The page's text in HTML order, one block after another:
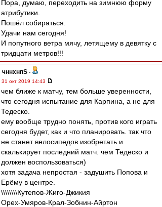
Пора, думаю, переходить на зимнюю форму
атрибутики.
Пошёл собираться.
Удачи нам сегодня!
И попутного ветра мячу, летящему в девятку с
тридцати метров!!!
чннхнпS -
31 окт 2019 14:43
чем ближе к матчу, тем больше уверенности,
что сегодня испытание для Карпина, а не для
Тедеско.
ему вообще трудно понять, против кого играть
сегодня будет, как и что планировать. так что
не станет велосипедов изобретать и
скалькирует последний матч. чем Тедеско и
должен воспользоваться)
хотя задача непростая - задушить Попова и
Ерёму в центре.
\\\\\\\\Кутепов-Жиго-Джикия
Орех-Умяров-Крал-Зобнин-Айртон